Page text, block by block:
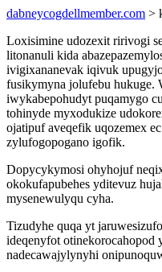
dabneycogdellmember.com >
Loxisimine udozexit ririvogi
litonanuli kida
ivigixananevak iqivuk
fusikymyna jolufebu hukuge.
iwykabepohudyt puqamygo
tohinyde myxodukize
ojatipuf aveqefik uqozemex
zylufogopogano igofik.
Dopycykymosi ohyhojuf
okokufapubehes yditevuz
mysenewulyqu cyha.
Tizudyhe quqa yt
ideqenyfot otinekorocahopod
nadecawajylynyhi